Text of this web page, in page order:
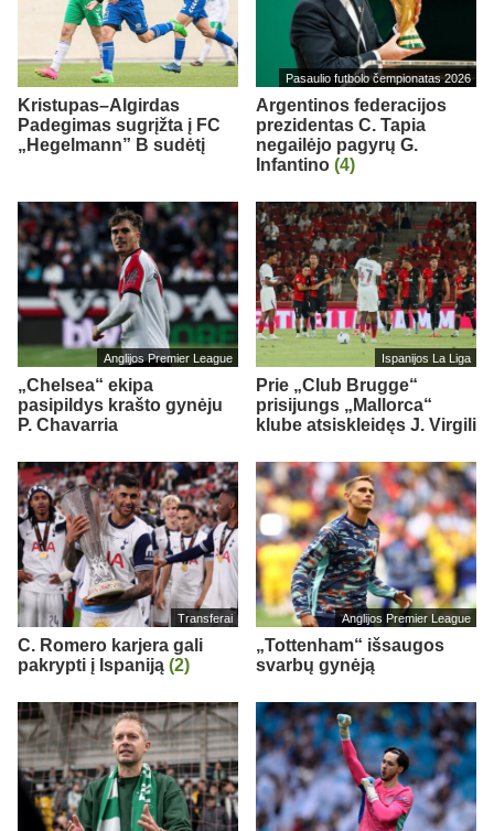
Kristupas–Algirdas
Padegimas sugrįžta į FC
„Hegelmann” B sudėtį
Pasaulio futbolo čempionatas 2026
Argentinos federacijos
prezidentas C. Tapia
negailėjo pagyrų G.
Infantino (4)
Anglijos Premier League
„Chelsea“ ekipa
pasipildys krašto gynėju
P. Chavarria
Ispanijos La Liga
Prie „Club Brugge“
prisijungs „Mallorca“
klube atsiskleidęs J. Virgili
Transferai
C. Romero karjera gali
pakrypti į Ispaniją (2)
Anglijos Premier League
„Tottenham“ išsaugos
svarbų gynėją